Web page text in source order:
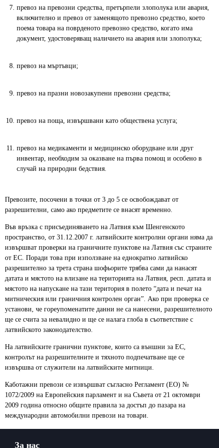
превоз на превозни средства, претърпели злополука или авария,
включително и превоз от заменящото превозно средство, което
поема товара на поврденото превозно средство, когато има
документ, удостоверяващ наличието на авария или злополука;
превоз на мъртъвци;
превоз на празни новозакупени превозни средства;
превоз на поща, извършвани като обществена услуга;
превоз на медикаменти и медицинско оборудване или друг
инвентар, необходим за оказване на първа помощ и особено в
случай на природни бедствия.
Превозите, посочени в точки от 3 до 5 се освобождават от
разрешителни, само ако предметите се внасят временно.
Във връзка с присъединяването на Латвия към Шенгенското
пространство, от 31.12.2007 г. латвийските контролни органи няма да
извършват проверки на граничните пунктове на Латвия със страните
от ЕС. Поради това при използване на еднократно латвийско
разрешително за трета страна шофьорите трябва сами да нанасят
датата и мястото на влизане на територията на Латвия, респ. датата и
мястото на напускане на тази територия в полето “дата и печат на
митническия или граничния контролен орган”. Ако при проверка се
установи, че гореупоменатите данни не са нанесени, разрешителното
ще се счита за невалидно и ще се налага глоба в съответствие с
латвийското законодателство.
На латвийските гранични пунктове, които са външни за ЕС,
контролът на разрешителните и тяхното подпечатване ще се
извършва от служители на латвийските митници.
Каботажни превози се извършват съгласно Регламент (ЕО) №
1072/2009 на Европейския парламент и на Съвета от 21 октомври
2009 година относно общите правила за достъп до пазара на
международни автомобилни превози на товари.
За нас